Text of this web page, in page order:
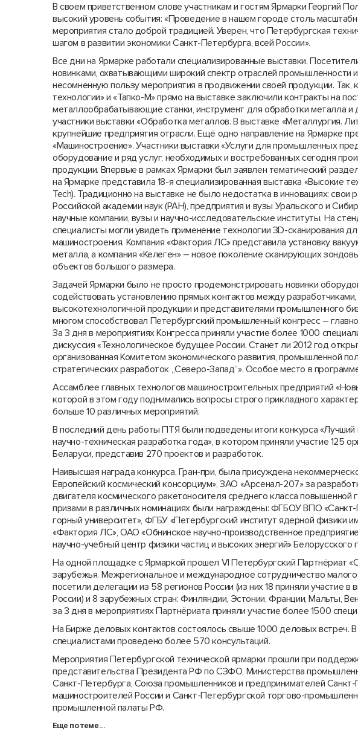
В своем приветственном слове участникам и гостям Ярмарки Георгий
высокий уровень события: «Проведение в нашем городе столь
мероприятия стало доброй традицией. Уверен, что Петербургская
шагом в развитии экономики Санкт-Петербурга, всей России».
Все дни на Ярмарке работали специализированные выставки.
новинками, охватывающими широкий спектр отраслей про­мышленности
несомненную пользу мероприятия в продвижении своей продукции. Так,
технологии» и «Тапко-М» прямо на выставке заключили контракты на
металлообрабатывающие станки, инструмент для обработки металла
участники выставки «Обработка металлов. В выставке «Металлургия.
крупнейшие предприятия отрасли. Ещё одно направление на Ярмарке
«Машиностроение». Участники выставки «Услуги для промышленных
оборудование и ряд услуг, необходимых и востребованных сегодня
продукции. Впервые в рамках Ярмарки был заявлен тематический
на Ярмарке представила 18-я специализированная выставка «Высокие
Tech). Традиционно на выставке не было недостатка в инновациях: свои
Российской академии наук (РАН), предприятия и вузы Уральского и
научные компании, вузы и научно-исследовательские институты. На
специалисты могли увидеть применение технологии 3D-сканирования
машиностроения. Компания «Фактория ЛС» представила установку
металла, а компания «Келеген» – новое поколение сканирующих
объектов большого размера.
Задачей Ярмарки было не просто продемон­стрировать новинки
содействовать установлению пря­мых контактов между
высокотехнологичной продукции и представителями промышленного
многом способствовал Петербургский промышленный конгресс –
За 3 дня в мероприятиях Конгресса приняли участие более 1000
дискуссия «Технологическое будущее России. Станет ли 2012 год
организованная Комитетом экономического развития, промышленной
стратегических разработок „Северо-Запад“». Особое место в
Ассамблее главных технологов машино­строительных предприятий
которой в этом году поднимались вопросы строго прикладного
больше 10 различных мероприятий.
В последний день работы ПТЯ были подведе­ны итоги конкурса «Лучший
научно-техническая разработка года», в котором приняли участие 125
Беларуси, представив 270 проектов и разработок.
Наивысшая награда конкурса, Гран-при, была присуждена
Европейский космический консорциум», ЗАО «Арсенал-207» за
двигателя космического ракетоносителя среднего класса
призами в различных номинациях были награждены: ФГБОУ ВПО
горный университет», ФГБУ «Петербургский институт ядерной физики
«Фактория ЛС», ОАО «Обнинское научно-производственное
научно-учебный центр физики частиц и высоких энергий» Белорусского
На одной площадке с Ярмаркой прошел VI Петербургский Партнёриат
зарубежья. Межрегиональное и международное сотрудничество
посетили делегации из 58 регионов России (из них 18 приняли участие в
России) и 8 зарубежных стран: Финляндии, Эстонии, Франции, Мальты,
за 3 дня в мероприятиях Партнёриата приняли участие более 1500
На Бирже деловых контактов состоялось свыше 1000 деловых встреч.
специалистами проведено более 570 консультаций.
Мероприятия Петербургской технической ярмарки прошли при
представительства Президента РФ по СЗФО, Министерства
Санкт-Пе­тербурга, Союза промышленников и пред­принимателей
машиностроителей России и Санкт-Петербургской торгово-
промышленной палаты РФ.
Еще по теме...